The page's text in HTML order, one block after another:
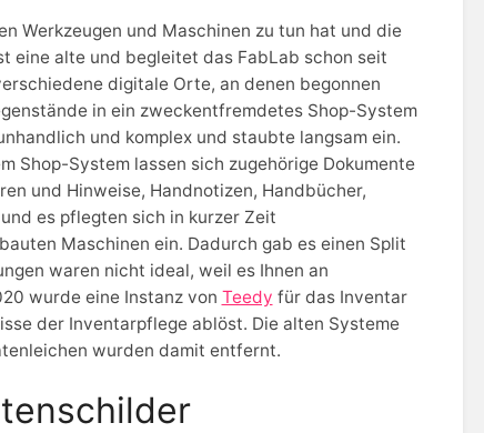
Werkzeugen und Maschinen zu tun hat und die
eine alte und begleitet das FabLab schon seit
digitale Orte, an denen begonnen
in ein zweckentfremdetes Shop-System
und komplex und staubte langsam ein.
Shop-System lassen sich zugehörige Dokumente
und Hinweise, Handnotizen, Handbücher,
es pflegten sich in kurzer Zeit
Maschinen ein. Dadurch gab es einen Split
waren nicht ideal, weil es Ihnen an
wurde eine Instanz von Teedy für das Inventar
der Inventarpflege ablöst. Die alten Systeme
wurden damit entfernt.